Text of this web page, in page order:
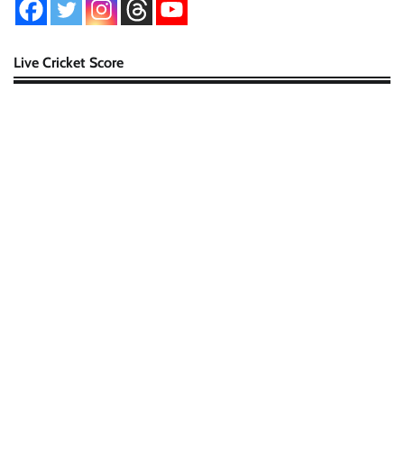
Live Cricket Score